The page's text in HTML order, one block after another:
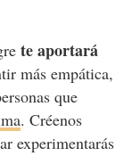
te aportará
más empática,
que
. Créenos
experimentarás